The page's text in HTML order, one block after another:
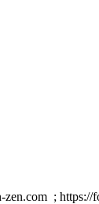
zen.com ;